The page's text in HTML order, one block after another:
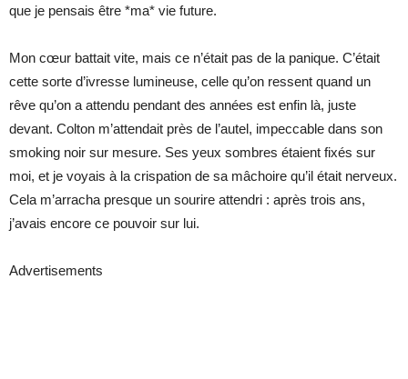
que je pensais être *ma* vie future.
Mon cœur battait vite, mais ce n’était pas de la panique. C’était
cette sorte d’ivresse lumineuse, celle qu’on ressent quand un
rêve qu’on a attendu pendant des années est enfin là, juste
devant. Colton m’attendait près de l’autel, impeccable dans son
smoking noir sur mesure. Ses yeux sombres étaient fixés sur
moi, et je voyais à la crispation de sa mâchoire qu’il était nerveux.
Cela m’arracha presque un sourire attendri : après trois ans,
j’avais encore ce pouvoir sur lui.
Advertisements